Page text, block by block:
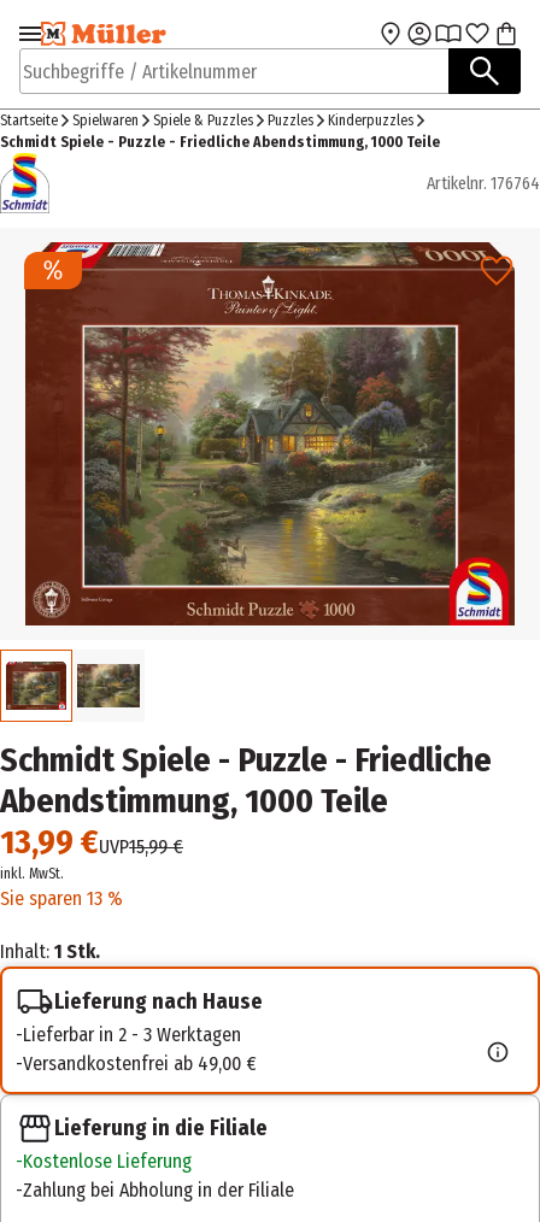
Zur Navigation
springen
Zum Hauptinhalt
Suchbegriffe / Artikelnummer
Startseite Spielwaren Spiele & Puzzles Puzzles
Kinderpuzzles
Schmidt Spiele - Puzzle - Friedliche Abendstimmung, 1000 Teile
Artikelnr. 176764
Schmidt Spiele - Puzzle - Friedliche
Abendstimmung, 1000 Teile
13,99 €UVP15,99 €
inkl. MwSt.
Sie sparen 13 %
Inhalt: 1 Stk.
Lieferung nach Hause
Lieferbar in 2 - 3 Werktagen
Versandkostenfrei ab 49,00 €
Lieferung in die Filiale
Kostenlose Lieferung
Zahlung bei Abholung in der Filiale